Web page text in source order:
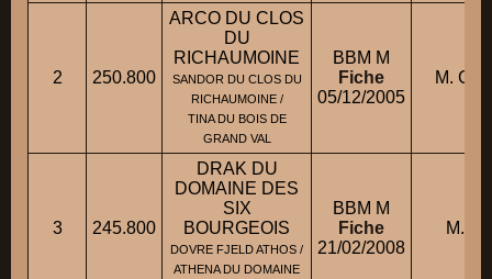
2 250.800
ARCO DU CLOS
DU
RICHAUMOINE
SANDOR DU CLOS DU
RICHAUMOINE /
TINA DU BOIS DE
GRAND VAL
BBM M
Fiche
05/12/2005
M.
3 245.800
DRAK DU
DOMAINE DES
SIX
BOURGEOIS
DOVRE FJELD ATHOS /
ATHENA DU DOMAINE
BBM M
Fiche
21/02/2008
M.